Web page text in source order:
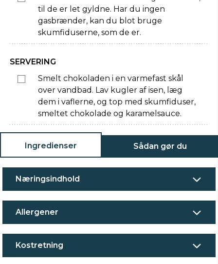
til de er let gyldne. Har du ingen
gasbrænder, kan du blot bruge
skumfiduserne, som de er.
SERVERING
Smelt chokoladen i en varmefast skål
over vandbad. Lav kugler af isen, læg
dem i vaflerne, og top med skumfiduser,
smeltet chokolade og karamelsauce.
Ingredienser Sådan gør du
Næringsindhold
Allergener
Kostretning